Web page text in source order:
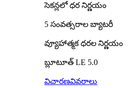
సెకన్లలో ధర నిర్ణయం
5 సంవత్సరాల బ్యాటరీ
వ్యూహాత్మక ధరల నిర్ణయం
బ్లూటూత్ LE 5.0
విచారణవివరాలు